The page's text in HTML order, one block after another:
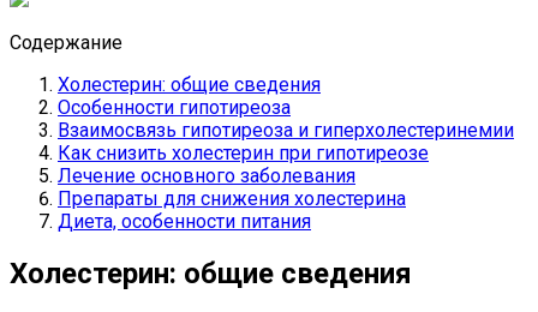
Содержание
Холестерин: общие сведения
Особенности гипотиреоза
Взаимосвязь гипотиреоза и гиперхолестеринемии
Как снизить холестерин при гипотиреозе
Лечение основного заболевания
Препараты для снижения холестерина
Диета, особенности питания
Холестерин: общие сведения